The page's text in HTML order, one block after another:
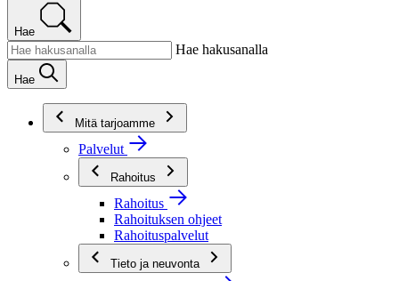
Hae
Hae hakusanalla
Hae
Mitä tarjoamme
Palvelut
Rahoitus
Rahoitus
Rahoituksen ohjeet
Rahoituspalvelut
Tieto ja neuvonta